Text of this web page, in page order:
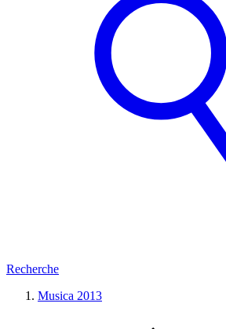
Recherche
Musica 2013